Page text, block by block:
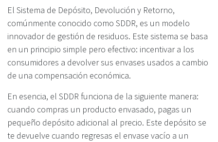
El Sistema de Depósito, Devolución y Retorno,
comúnmente conocido como SDDR, es un modelo
innovador de gestión de residuos. Este sistema se basa
en un principio simple pero efectivo: incentivar a los
consumidores a devolver sus envases usados a cambio
de una compensación económica.
En esencia, el SDDR funciona de la siguiente manera:
cuando compras un producto envasado, pagas un
pequeño depósito adicional al precio. Este depósito se
te devuelve cuando regresas el envase vacío a un